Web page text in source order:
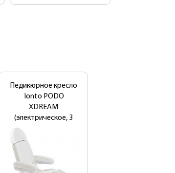
Педикюрное кресло
Ionto PODO
XDREAM
(электрическое, 3